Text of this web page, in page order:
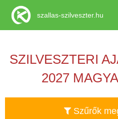
SZILVESZTERI
2027
Szűrők
szallas-szilveszter.hu